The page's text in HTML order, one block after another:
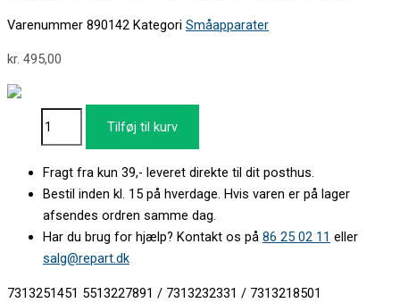
Varenummer 890142 Kategori Småapparater
kr. 495,00
Tilføj til kurv
Fragt fra kun 39,- leveret direkte til dit posthus.
Bestil inden kl. 15 på hverdage. Hvis varen er på lager
afsendes ordren samme dag.
Har du brug for hjælp? Kontakt os på 86 25 02 11 eller
salg@repart.dk
7313251451 5513227891 / 7313232331 / 7313218501